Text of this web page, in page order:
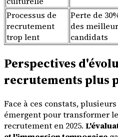
Processus de
recrutement
trop lent
Perte de
des
candidats
Perspectives
recrutements plus
Face à ces constats,
émergent pour transformer
recrutement en 2025.